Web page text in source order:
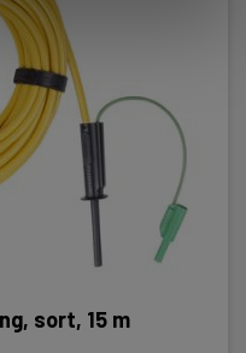
sort, 15 m